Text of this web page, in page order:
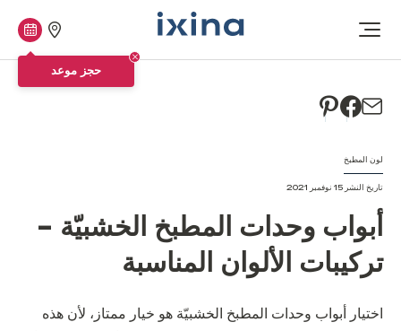
افتح
القائمة
متاجرنا
حجز
موعد
حجز موعد
لون المطبخ
تاريخ النشر 15 نوفمبر 2021
أبواب وحدات المطبخ الخشبيّة -
تركيبات الألوان المناسبة
اختيار أبواب وحدات المطبخ الخشبيّة هو خيار ممتاز، لأن هذه